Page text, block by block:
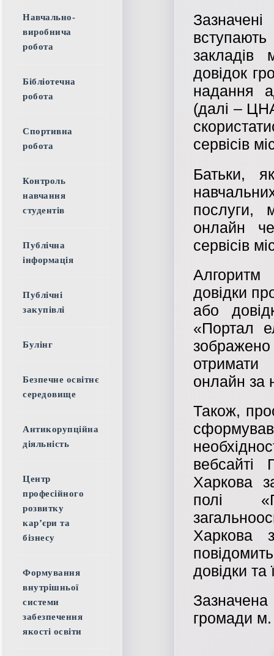
Зазначені
довідок
надання
(далі –
сервісів
Батьки,
послуги,
онлайн
сервісів
довідки
або
«Портал
онлайн за
Також,
вебсайті
Харкова
полі
Харкова
довідки та
Зазначена
громади
Навчально-
виробнича
робота
Бібліотечна
робота
Спортивна
робота
Контроль
навчання
студентів
Публічна
інформація
Публічні
закупівлі
Булінг
Безпечне освітнє
середовище
Антикорупційна
діяльність
Центр
професійного
розвитку
кар’єри та
бізнесу
Формування
внутрішньої
системи
забезпечення
якості освіти